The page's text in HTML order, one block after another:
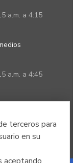
terceros para
en su
a.m. a 4:15
a.m. a 4:45